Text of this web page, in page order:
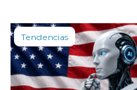
Tendencias